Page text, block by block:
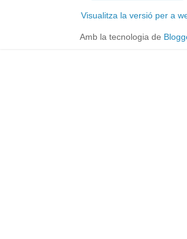
Visualitza la versió per a
Amb la tecnologia de